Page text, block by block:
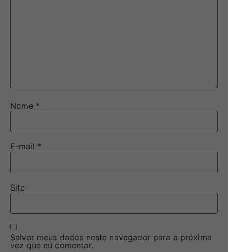
Nome *
E-mail *
Site
Salvar meus dados neste navegador para a próxima
vez que eu comentar.